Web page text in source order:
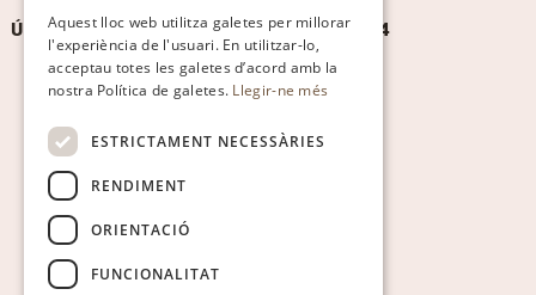
ÚLTIMA ACTUALITZACIÓ: 19 de març de 2024
SPANISH
GERMAN
Aquest lloc web utilitza galetes per millorar
l'experiència de l'usuari. En utilitzar-lo,
acceptau totes les galetes d’acord amb la
nostra Política de galetes. Llegir-ne més
ESTRICTAMENT NECESSÀRIES
RENDIMENT
ORIENTACIÓ
FUNCIONALITAT